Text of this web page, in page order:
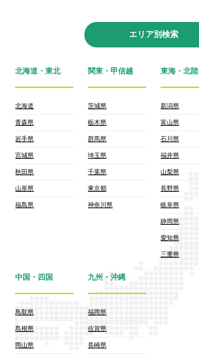
エリア別検索
北海道・東北
北海道
青森県
岩手県
宮城県
秋田県
山形県
福島県
関東・甲信越
茨城県
栃木県
群馬県
埼玉県
千葉県
東京都
神奈川県
東海・北陸
新潟県
富山県
石川県
福井県
山梨県
長野県
岐阜県
静岡県
愛知県
三重県
中国・四国
鳥取県
島根県
岡山県
九州・沖縄
福岡県
佐賀県
長崎県